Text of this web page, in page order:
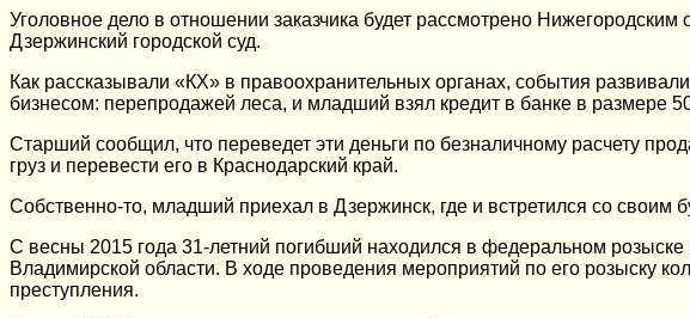
Уголовное дело в отношении заказчика будет рассмотрено
Дзержинский городской суд.
Как рассказывали «КХ» в правоохранительных органах, события
бизнесом: перепродажей леса, и младший взял кредит в банке в размере
Старший сообщил, что переведет эти деньги по безналичному расчету
груз и перевести его в Краснодарский край.
Собственно-то, младший приехал в Дзержинск, где и встретился со
С весны 2015 года 31-летний погибший находился в федеральном
Владимирской области. В ходе проведения мероприятий по его розыску
преступления.